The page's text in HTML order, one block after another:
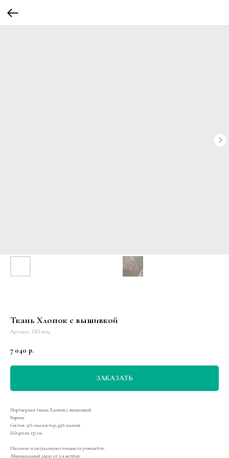
Ткань Хлопок с вышивкой
Артикул:TRI 16014
7 040 р.
ЗАКАЗАТЬ
Портьерная ткань Хлопок с вышивкой
Европа
Состав: 51% полиэстер, 49% хлопок
Ширина 137 см.
Наличие и актуальную стоимость уточняйте.
Минимальный заказ от 3-х метров